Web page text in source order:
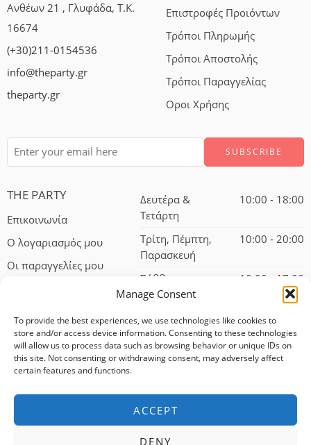
Manage Consent
To provide the best experiences, we use technologies like cookies to
store and/or access device information. Consenting to these technologies
will allow us to process data such as browsing behavior or unique IDs on
this site. Not consenting or withdrawing consent, may adversely affect
certain features and functions.
ACCEPT
DENY
Ανθέων 21 , Γλυφάδα, Τ.Κ.
16674
(+30)211-0154536
info@theparty.gr
theparty.gr
Επιστροφές Προιόντων
Τρόποι Πληρωμής
Τρόποι Αποστολής
Τρόποι Παραγγελίας
Οροι Χρήσης
THE PARTY
Επικοινωνία
Ο λογαριασμός μου
Οι παραγγελίες μου
Δευτέρα &
Τετάρτη
10:00 - 18:00
Τρίτη, Πέμπτη,
Παρασκευή
10:00 - 20:00
Σάββατο 10:00 - 17:00